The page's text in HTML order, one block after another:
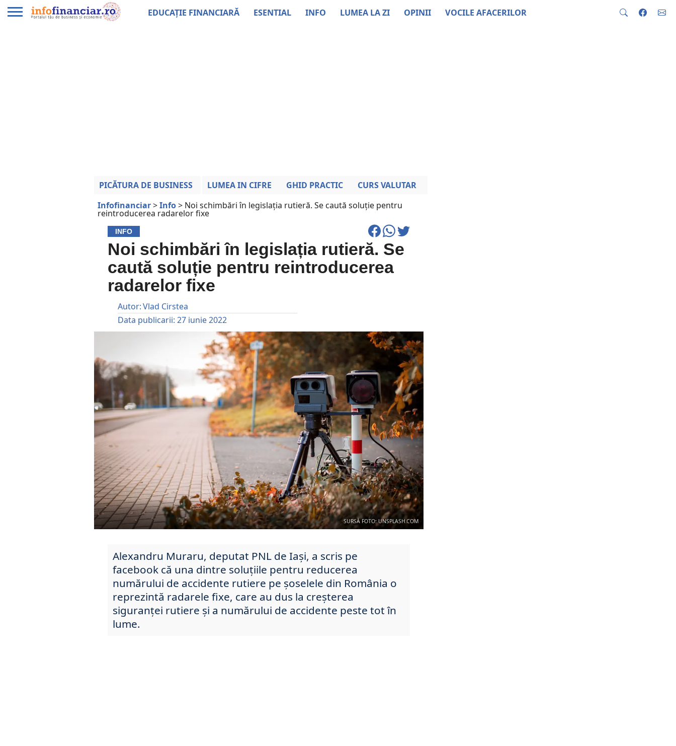
EDUCAȚIE FINANCIARĂ ESENTIAL INFO LUMEA LA ZI OPINII VOCILE AFACERILOR
PICĂTURA DE BUSINESS LUMEA IN CIFRE GHID PRACTIC
CURS VALUTAR
Infofinanciar>Info> Noi schimbări în legislația rutieră. Se caută soluție pentru
reintroducerea radarelor fixe
INFO
Noi schimbări în legislația rutieră. Se
caută soluție pentru reintroducerea
radarelor fixe
Autor:Vlad Cirstea
Data publicarii: 27 iunie 2022
SURSĂ FOTO: UNSPLASH.COM
Alexandru Muraru, deputat PNL de Iași, a scris pe
facebook că una dintre soluțiile pentru reducerea
numărului de accidente rutiere pe șoselele din România o
reprezintă radarele fixe, care au dus la creșterea
siguranței rutiere și a numărului de accidente peste tot în
lume.